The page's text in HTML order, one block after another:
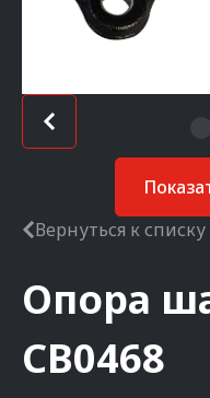
Вернуться к списку
Опора
CB0468